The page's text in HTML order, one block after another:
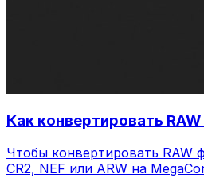
Как конвертировать
Чтобы конвертировать RAW
CR2, NEF или ARW на